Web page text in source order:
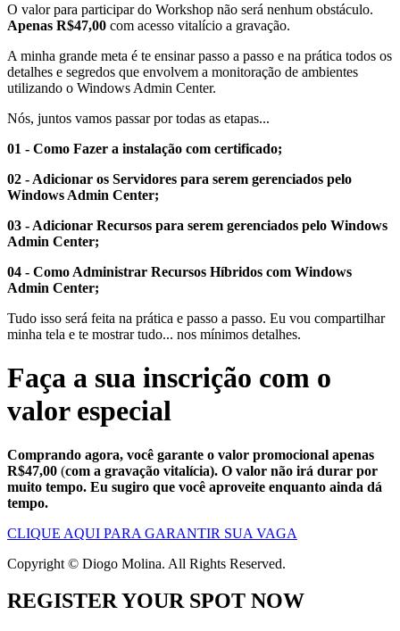
O valor para participar do Workshop não será nenhum obstáculo.
Apenas R$47,00 com acesso vitalício a gravação.
A minha grande meta é te ensinar passo a passo e na prática todos os
detalhes e segredos que envolvem a monitoração de ambientes
utilizando o Windows Admin Center.
Nós, juntos vamos passar por todas as etapas...
01 - Como Fazer a instalação com certificado;
02 - Adicionar os Servidores para serem gerenciados pelo
Windows Admin Center;
03 - Adicionar Recursos para serem gerenciados pelo Windows
Admin Center;
04 - Como Administrar Recursos Híbridos com Windows
Admin Center;
Tudo isso será feita na prática e passo a passo. Eu vou compartilhar
minha tela e te mostrar tudo... nos mínimos detalhes.
Faça a sua inscrição com o
valor especial
Comprando agora, você garante o valor promocional apenas
R$47,00 (com a gravação vitalícia). O valor não irá durar por
muito tempo. Eu sugiro que você aproveite enquanto ainda dá
tempo.
CLIQUE AQUI PARA GARANTIR SUA VAGA
Copyright © Diogo Molina. All Rights Reserved.
REGISTER YOUR SPOT NOW